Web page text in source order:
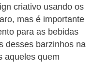
criativo usando os
mas é importante
para as bebidas
desses barzinhos na
aqueles quem